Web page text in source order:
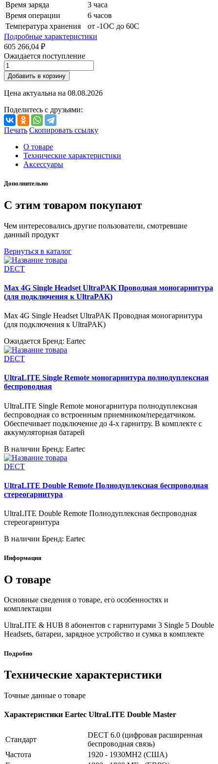
Время заряда
3 часа
Время операции
6 часов
Температура хранения
от -1OC до 60C
Подробные характеристики
605 266,04 ₽
Ожидается поступление
Добавить в корзину
Цена актуальна на 08.08.2026
Поделитесь с друзьями:
Печать Скопировать ссылку
О товаре
Технические характеристики
Аксессуары
Дополнительно
С этим товаром покупают
Чем интересовались другие пользователи, смотревшие
данный продукт
Вернуться в каталог
DECT
Max 4G Single Headset UltraPAK Проводная моногарнитура
(для подключения к UltraPAK)
Max 4G Single Headset UltraPAK Проводная моногарнитура
(для подключения к UltraPAK)
Ожидается Бренд: Eartec
DECT
UltraLITE Single Remote моногарнитура полнодуплексная
беспроводная
UltraLITE Single Remote моногарнитура полнодуплексная
беспроводная со встроенным приемником/передатчиком.
Обеспечивает подключение до 4-х гарнитру. В комплекте с
аккумуляторная батарей
В наличии Бренд: Eartec
DECT
UltraLITE Double Remote Полнодуплексная беспроводная
стереогарнитура
UltraLITE Double Remote Полнодуплексная беспроводная
стереогарнитура
В наличии Бренд: Eartec
Информация
О товаре
Основные сведения о товаре, его особенностях и
комплектации
UltraLITE & HUB 8 абонентов с гарнитурами 3 Single 5 Double
Headsets, батареи, зарядное устройство и сумка в комплекте
Подробно
Технические характеристики
Точные данные о товаре
Характеристики Eartec UltraLITE Double Master
Стандарт
DECT 6.0 (цифровая расширенная
беспроводная связь)
Частота
1920 - 1930MH2 (США)